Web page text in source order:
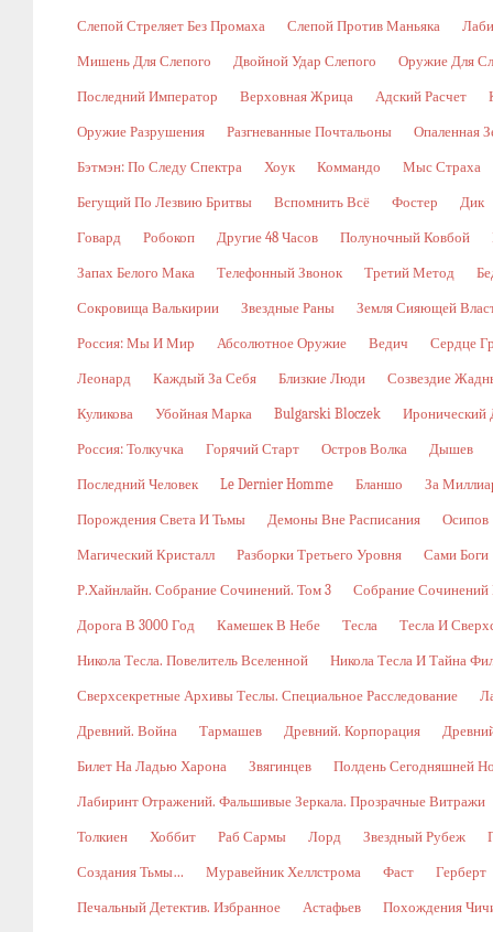
Слепой Стреляет Без Промаха Слепой Против Маньяка
Мишень Для Слепого Двойной Удар Слепого Оружие Для
Последний Император Верховная Жрица Адский Расчет
Оружие Разрушения Разгневанные Почтальоны Опаленная
Бэтмэн: По Следу Спектра Хоук Коммандо Мыс Страха
Бегущий По Лезвию Бритвы Вспомнить Всё Фостер Дик
Говард Робокоп Другие 48 Часов Полуночный Ковбой
Запах Белого Мака Телефонный Звонок Третий Метод
Сокровища Валькирии Звездные Раны Земля Сияющей
Россия: Мы И Мир Абсолютное Оружие Ведич Сердце
Леонард Каждый За Себя Близкие Люди Созвездие
Куликова Убойная Марка Bulgarski Bloczek Иронический
Россия: Толкучка Горячий Старт Остров Волка Дышев
Последний Человек Le Dernier Homme Бланшо За
Порождения Света И Тьмы Демоны Вне Расписания Осипов
Магический Кристалл Разборки Третьего Уровня Сами Боги
Р.Хайнлайн. Собрание Сочинений. Том 3 Собрание Сочинений
Дорога В 3000 Год Камешек В Небе Тесла Тесла И
Никола Тесла. Повелитель Вселенной Никола Тесла И Тайна
Сверхсекретные Архивы Теслы. Специальное Расследование
Древний. Война Тармашев Древний. Корпорация
Билет На Ладью Харона Звягинцев Полдень Сегодняшней
Лабиринт Отражений. Фальшивые Зеркала. Прозрачные Витражи
Толкиен Хоббит Раб Сармы Лорд Звездный Рубеж
Создания Тьмы… Муравейник Хеллстрома Фаст Герберт
Печальный Детектив. Избранное Астафьев Похождения